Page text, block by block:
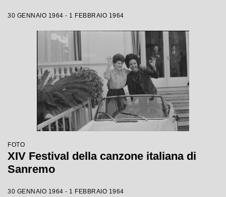
30 GENNAIO 1964 - 1 FEBBRAIO 1964
FOTO
XIV Festival della canzone italiana di
Sanremo
30 GENNAIO 1964 - 1 FEBBRAIO 1964